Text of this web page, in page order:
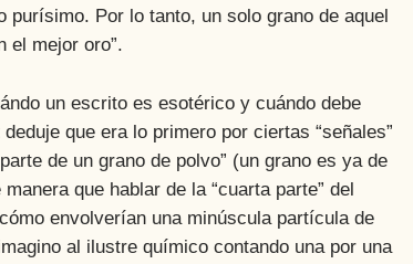
Por lo tanto, un solo grano de aquel
el mejor oro”.
un escrito es esotérico y cuándo debe
que era lo primero por ciertas “señales”
de un grano de polvo” (un grano es ya de
que hablar de la “cuarta parte” del
envolverían una minúscula partícula de
al ilustre químico contando una por una